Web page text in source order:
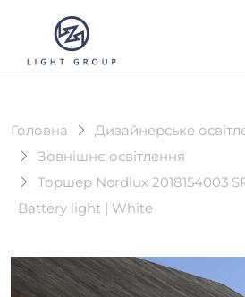
Головна
Дизайнерське
Зовнішнє освітлення
Торшер Nordlux 2018154003
Battery light | White